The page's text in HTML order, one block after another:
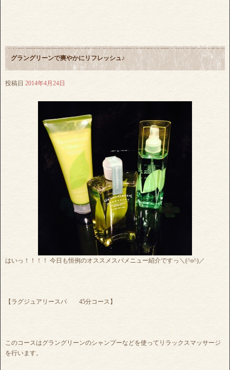
グラングリーンで爽やかにリフレッシュ♪
投稿日 2014年4月24日
はいっ！！！！ 今日も恒例のオススメスパメニュー紹介ですっ＼(^o^)／
【ラグジュアリースパ 45分コース】
このコースはグラングリーンのシャンプーなどを使ってリラックスマッサージ
を行います。